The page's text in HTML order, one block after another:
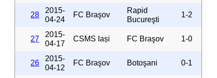
28
2015-
04-24
FC Braşov
Rapid
Bucureşti
1-2
27
2015-
04-17
CSMS Iași FC Braşov 1-0
26
2015-
04-12
FC Braşov Botoşani 0-1